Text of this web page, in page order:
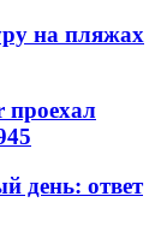
на пляжах
проехал
день: ответ